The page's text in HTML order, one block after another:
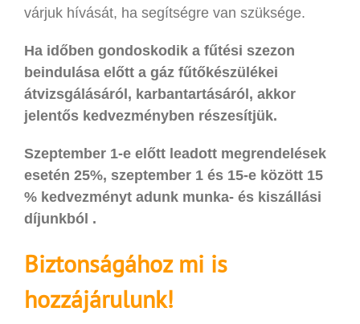
várjuk hívását, ha segítségre van szüksége.
Ha időben gondoskodik a fűtési szezon
beindulása előtt a gáz fűtőkészülékei
átvizsgálásáról, karbantartásáról, akkor
jelentős kedvezményben részesítjük.
Szeptember 1-e előtt leadott megrendelések
esetén 25%, szeptember 1 és 15-e között 15
% kedvezményt adunk munka- és kiszállási
díjunkból .
Biztonságához mi is
hozzájárulunk!